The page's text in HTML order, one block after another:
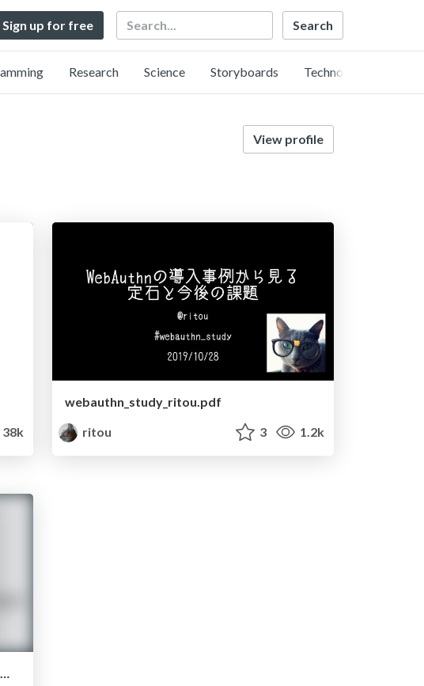
Sign up for free Search
Research Science Storyboards Technology
View profile
38k
webauthn_study_ritou.pdf
ritou
3 1.2k
PHP で JVM を実装して Hello World を出力するまで